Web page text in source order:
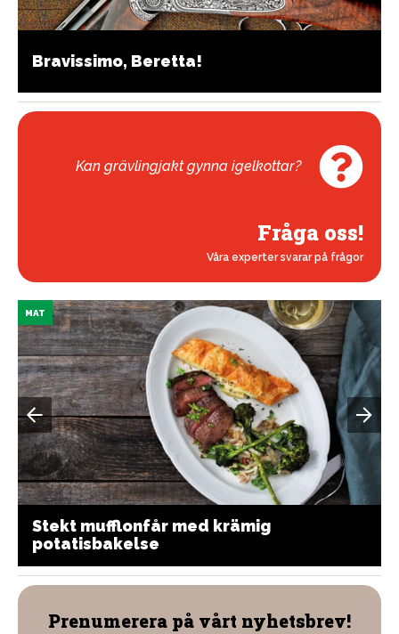
Bravissimo, Beretta!
Kan grävlingjakt gynna igelkottar?
Fråga oss!
Våra experter svarar på frågor
MAT
Stekt mufflonfår med krämig
potatisbakelse
Prenumerera på vårt nyhetsbrev!